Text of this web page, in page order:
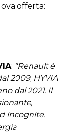
offerta:
: "Renault è
2009, HYVIA
dal 2021. Il
incognite.